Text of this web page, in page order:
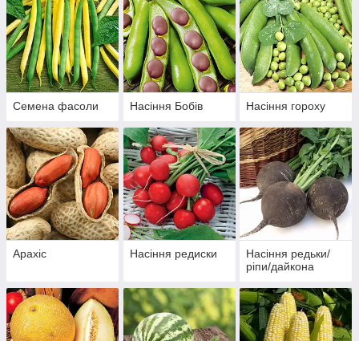
Семена фасоли Насіння Бобів Насіння гороху
Арахіс Насіння редиски
Насіння редьки/
ріпи/дайкона